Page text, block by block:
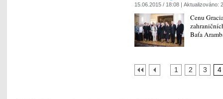
15.06.2015 / 18:08 | Aktualizováno:
Cenu
Baťa
1 2 3 4